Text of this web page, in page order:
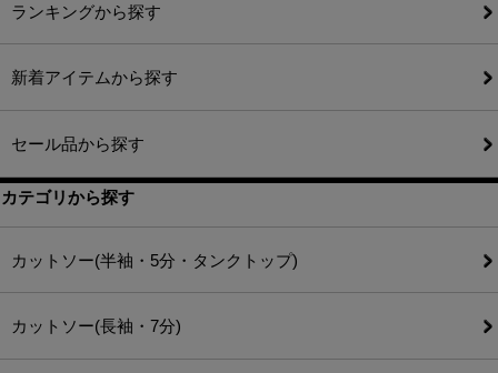
ランキングから探す
新着アイテムから探す
セール品から探す
カテゴリから探す
カットソー(半袖・5分・タンクトップ)
カットソー(長袖・7分)